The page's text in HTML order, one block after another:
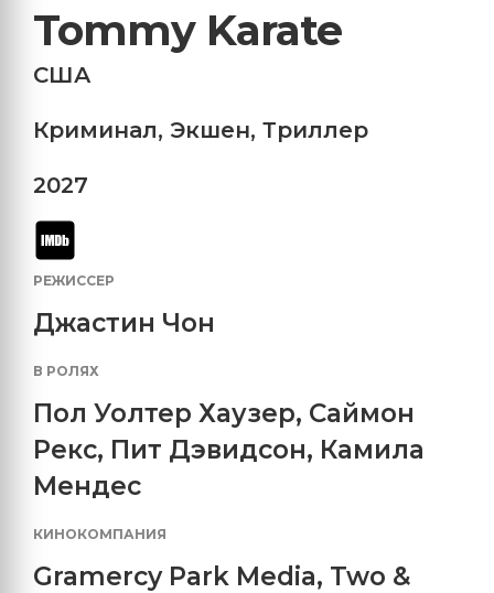
Tommy Karate
США
Криминал, Экшен, Триллер
2027
РЕЖИССЕР
Джастин Чон
В РОЛЯХ
Пол Уолтер Хаузер, Саймон
Рекс, Пит Дэвидсон, Камила
Мендес
КИНОКОМПАНИЯ
Gramercy Park Media, Two &